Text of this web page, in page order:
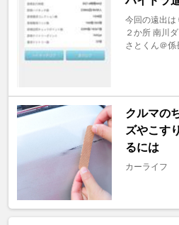
今回の遠出
２か所 南川
さとくん＠係
クルマの
ズやこす
るには
カーライフ